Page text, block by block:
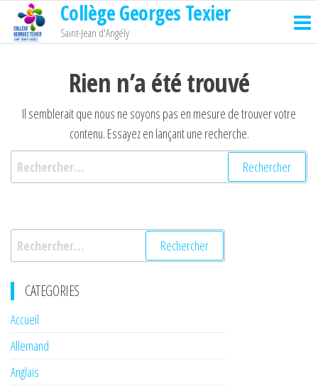
Passer
contenu
Collège Georges Texier
Saint-Jean d'Angély
Rien n’a été trouvé
Il semblerait que nous ne soyons pas en mesure de trouver votre
contenu. Essayez en lançant une recherche.
Rechercher :
CATEGORIES
Accueil
Allemand
Anglais